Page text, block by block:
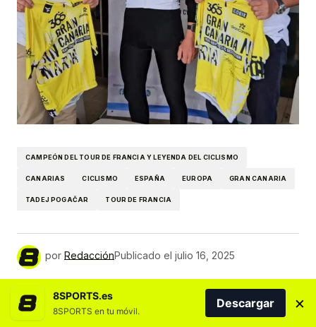
CAMPEÓN DEL TOUR DE FRANCIA Y LEYENDA DEL CICLISMO
CANARIAS CICLISMO ESPAÑA EUROPA GRAN CANARIA
TADEJ POGAČAR TOUR DE FRANCIA
por RedacciónPublicado el julio 16, 2025
MÁS NOTICIAS DEL DEPORTE CANARIO
8SPORTS.es
8SPORTS en tu móvil.
Descargar ×